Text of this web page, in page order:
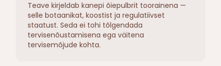
Teave kirjeldab kanepi õiepulbrit toorainena —
selle botaanikat, koostist ja regulatiivset
staatust. Seda ei tohi tõlgendada
tervisenõustamisena ega väitena
tervisemõjude kohta.